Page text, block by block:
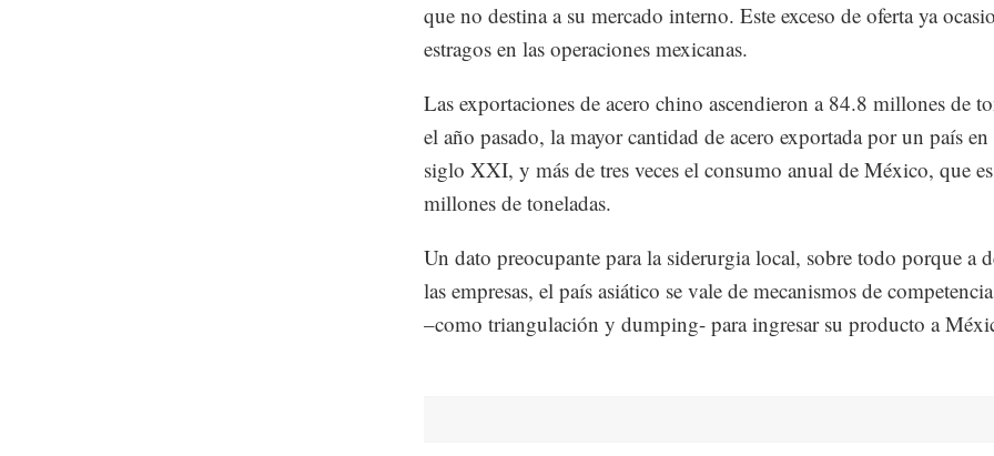
que no destina a su mercado interno. Este exceso de oferta ya
estragos en las operaciones mexicanas.
Las exportaciones de acero chino ascendieron a 84.8 millones de
el año pasado, la mayor cantidad de acero exportada por un país en
siglo XXI, y más de tres veces el consumo anual de México, que
millones de toneladas.
Un dato preocupante para la siderurgia local, sobre todo porque a
las empresas, el país asiático se vale de mecanismos de
–como triangulación y dumping- para ingresar su producto a